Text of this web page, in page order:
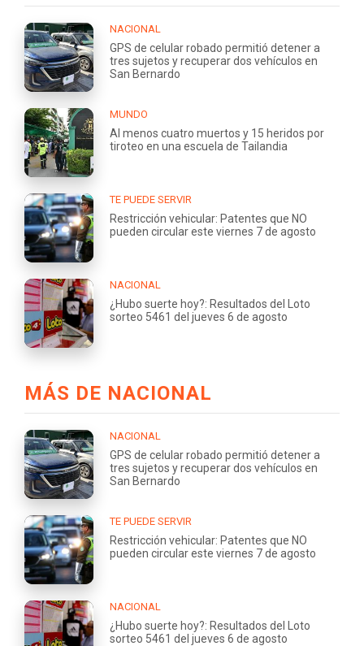
NACIONAL
GPS de celular robado permitió detener a
tres sujetos y recuperar dos vehículos en
San Bernardo
MUNDO
Al menos cuatro muertos y 15 heridos por
tiroteo en una escuela de Tailandia
TE PUEDE SERVIR
Restricción vehicular: Patentes que NO
pueden circular este viernes 7 de agosto
NACIONAL
¿Hubo suerte hoy?: Resultados del Loto
sorteo 5461 del jueves 6 de agosto
MÁS DE NACIONAL
NACIONAL
GPS de celular robado permitió detener a
tres sujetos y recuperar dos vehículos en
San Bernardo
TE PUEDE SERVIR
Restricción vehicular: Patentes que NO
pueden circular este viernes 7 de agosto
NACIONAL
¿Hubo suerte hoy?: Resultados del Loto
sorteo 5461 del jueves 6 de agosto